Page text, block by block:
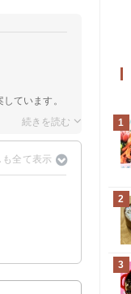
ています。
1
2
3